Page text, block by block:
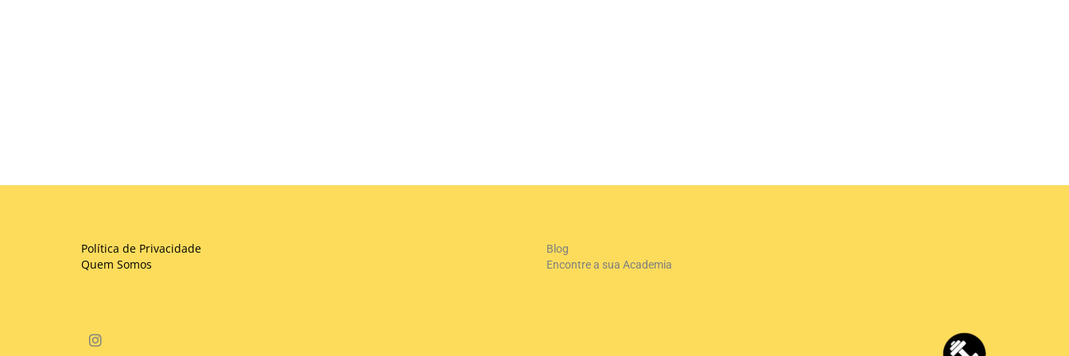
Política de Privacidade
Quem Somos
Blog
Encontre a sua Academia